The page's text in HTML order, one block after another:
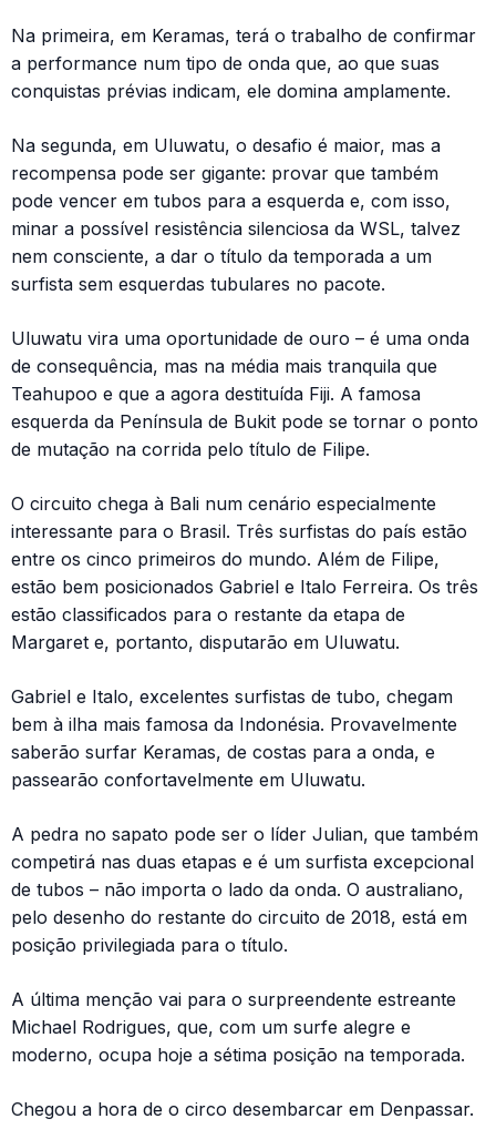
Na primeira, em Keramas, terá o trabalho de confirmar
a performance num tipo de onda que, ao que suas
conquistas prévias indicam, ele domina amplamente.
Na segunda, em Uluwatu, o desafio é maior, mas a
recompensa pode ser gigante: provar que também
pode vencer em tubos para a esquerda e, com isso,
minar a possível resistência silenciosa da WSL, talvez
nem consciente, a dar o título da temporada a um
surfista sem esquerdas tubulares no pacote.
Uluwatu vira uma oportunidade de ouro – é uma onda
de consequência, mas na média mais tranquila que
Teahupoo e que a agora destituída Fiji. A famosa
esquerda da Península de Bukit pode se tornar o ponto
de mutação na corrida pelo título de Filipe.
O circuito chega à Bali num cenário especialmente
interessante para o Brasil. Três surfistas do país estão
entre os cinco primeiros do mundo. Além de Filipe,
estão bem posicionados Gabriel e Italo Ferreira. Os três
estão classificados para o restante da etapa de
Margaret e, portanto, disputarão em Uluwatu.
Gabriel e Italo, excelentes surfistas de tubo, chegam
bem à ilha mais famosa da Indonésia. Provavelmente
saberão surfar Keramas, de costas para a onda, e
passearão confortavelmente em Uluwatu.
A pedra no sapato pode ser o líder Julian, que também
competirá nas duas etapas e é um surfista excepcional
de tubos – não importa o lado da onda. O australiano,
pelo desenho do restante do circuito de 2018, está em
posição privilegiada para o título.
A última menção vai para o surpreendente estreante
Michael Rodrigues, que, com um surfe alegre e
moderno, ocupa hoje a sétima posição na temporada.
Chegou a hora de o circo desembarcar em Denpassar.